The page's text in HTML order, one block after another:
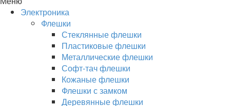
Электроника
Флешки
Стеклянные флешки
Пластиковые флешки
Металлические флешки
Софт-тач флешки
Кожаные флешки
Флешки с замком
Деревянные флешки